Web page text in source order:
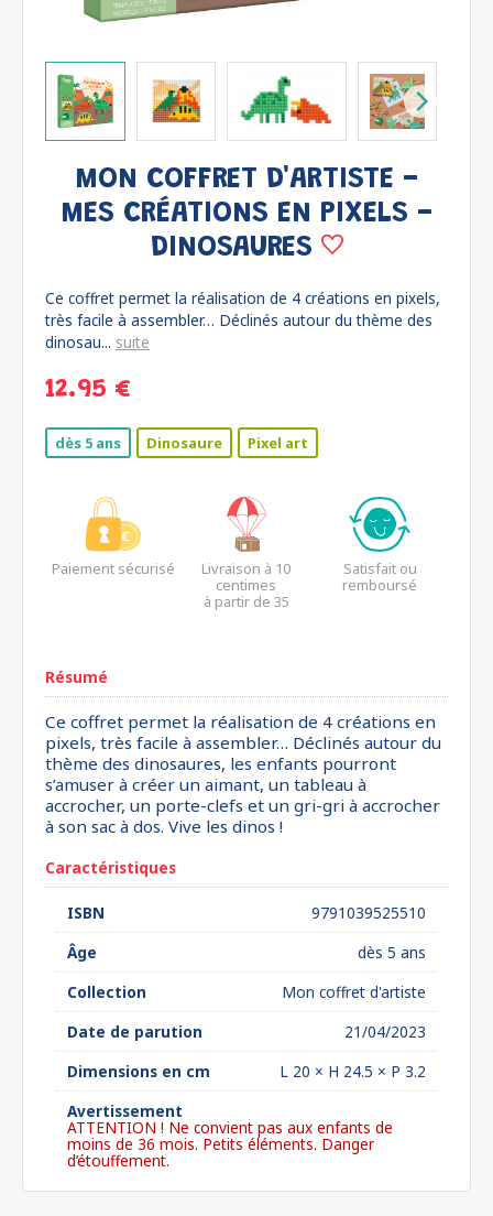
MON COFFRET D'ARTISTE -
MES CRÉATIONS EN PIXELS -
DINOSAURES
Ce coffret permet la réalisation de 4 créations en pixels,
très facile à assembler… Déclinés autour du thème des
dinosau... suite
12.95 €
dès 5 ans Dinosaure Pixel art
Paiement sécurisé
Livraison à 10
centimes
à partir de 35
Satisfait ou
remboursé
Résumé
Ce coffret permet la réalisation de 4 créations en
pixels, très facile à assembler… Déclinés autour du
thème des dinosaures, les enfants pourront
s’amuser à créer un aimant, un tableau à
accrocher, un porte-clefs et un gri-gri à accrocher
à son sac à dos. Vive les dinos !
Caractéristiques
ISBN
9791039525510
Âge
dès 5 ans
Collection
Mon coffret d'artiste
Date de parution
21/04/2023
Dimensions en cm
L 20 × H 24.5 × P 3.2
Avertissement
ATTENTION ! Ne convient pas aux enfants de
moins de 36 mois. Petits éléments. Danger
d’étouffement.